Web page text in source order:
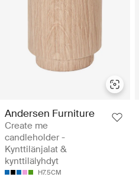
Andersen Furniture
Create me
candleholder -
Kynttilänjalat &
kynttilälyhdyt
H7.5CM